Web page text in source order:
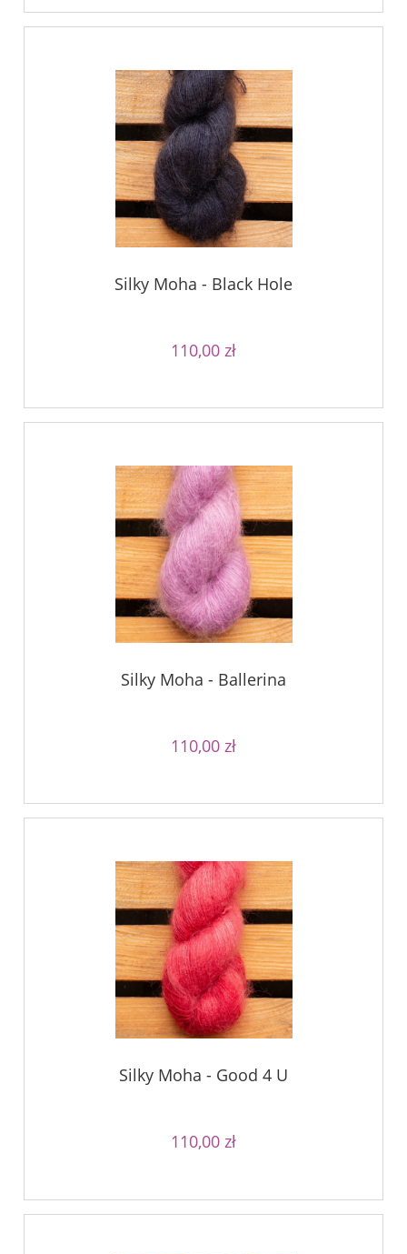
Silky Moha - Black Hole
110,00 zł
Silky Moha - Ballerina
110,00 zł
Silky Moha - Good 4 U
110,00 zł